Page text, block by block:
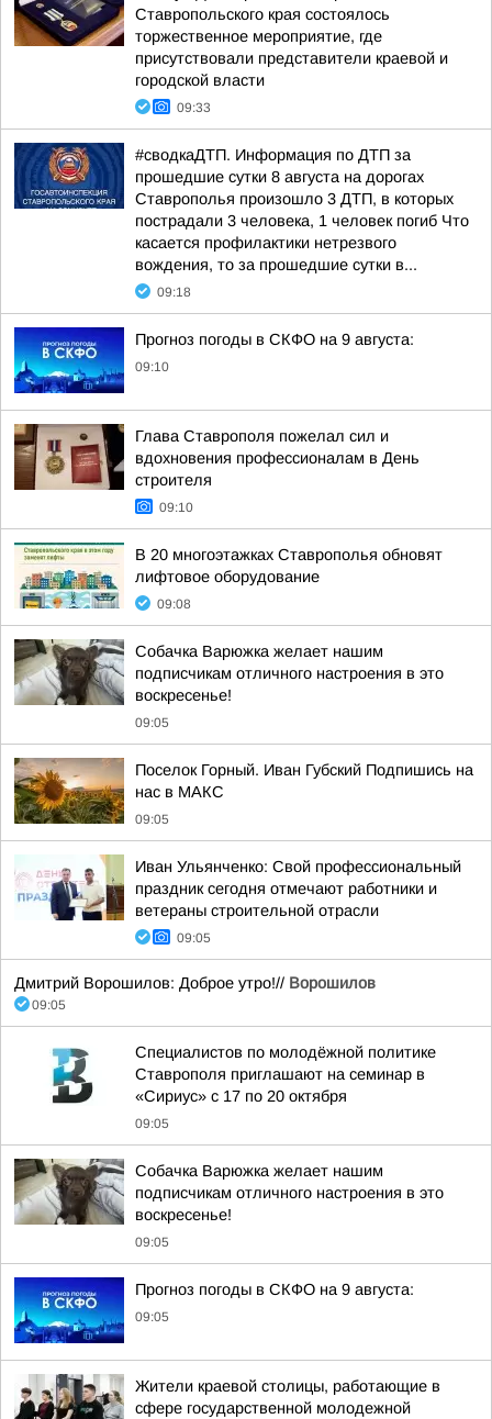
Ставропольского края состоялось
торжественное мероприятие, где
присутствовали представители краевой и
городской власти
09:33
#сводкаДТП. Информация по ДТП за
прошедшие сутки 8 августа на дорогах
Ставрополья произошло 3 ДТП, в которых
пострадали 3 человека, 1 человек погиб Что
касается профилактики нетрезвого
вождения, то за прошедшие сутки в...
09:18
Прогноз погоды в СКФО на 9 августа:
09:10
Глава Ставрополя пожелал сил и
вдохновения профессионалам в День
строителя
09:10
В 20 многоэтажках Ставрополья обновят
лифтовое оборудование
09:08
Собачка Варюжка желает нашим
подписчикам отличного настроения в это
воскресенье!
09:05
Поселок Горный. Иван Губский Подпишись на
нас в МАКС
09:05
Иван Ульянченко: Свой профессиональный
праздник сегодня отмечают работники и
ветераны строительной отрасли
09:05
Дмитрий Ворошилов: Доброе утро!// Ворошилов
09:05
Специалистов по молодёжной политике
Ставрополя приглашают на семинар в
«Сириус» с 17 по 20 октября
09:05
Собачка Варюжка желает нашим
подписчикам отличного настроения в это
воскресенье!
09:05
Прогноз погоды в СКФО на 9 августа:
09:05
Жители краевой столицы, работающие в
сфере государственной молодежной